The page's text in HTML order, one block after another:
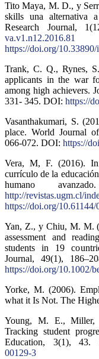
Tito Maya, M. D., y
skills una alternativa
Research Journal,
va.v1.n12.2016.81
https://doi.org/
Trank, C. Q., Rynes,
applicants in the war
among high achievers.
331- 345. DOI: https://
Vasanthakumari, S.
place. World Journal
066-072. DOI: https://
Vera, M, F. (2016).
currículo de la
humano
http://revistas.ugm.cl/
https://doi.org/
Yan, Z., y Chiu, M. M.
assessment and
students in 19
Journal, 49(1),
https://doi.org/10.1002/
Yorke, M. (2006).
what it Is Not. The
Young, M. E., Miller,
Tracking student
Education, 3(1), 43.
00129-3